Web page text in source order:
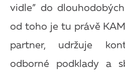
vidle” do
od toho je tu právě
partner, udržuje
odborné podklady a